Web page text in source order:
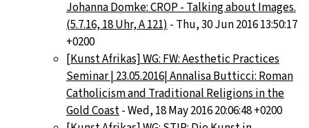
Johanna Domke: CROP - Talking about Images.
(5.7.16, 18 Uhr, A 121) - Thu, 30 Jun 2016 13:50:17
+0200
[Kunst Afrikas] WG: FW: Aesthetic Practices
Seminar | 23.05.2016| Annalisa Butticci: Roman
Catholicism and Traditional Religions in the
Gold Coast- Wed, 18 May 2016 20:06:48 +0200